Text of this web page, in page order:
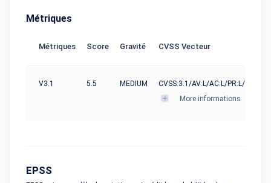
Métriques
Métriques Score Gravité CVSS Vecteur
V3.1 5.5 MEDIUM
CVSS:3.1/AV:L/AC:L/PR:L/UI:N/
More informations
EPSS